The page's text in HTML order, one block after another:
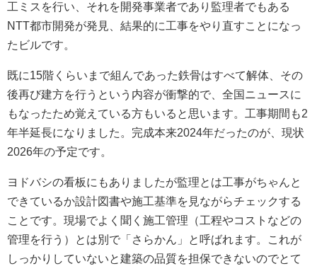
工ミスを行い、それを開発事業者であり監理者でもある
NTT都市開発が発見、結果的に工事をやり直すことになっ
たビルです。
既に15階くらいまで組んであった鉄骨はすべて解体、その
後再び建方を行うという内容が衝撃的で、全国ニュースに
もなったため覚えている方もいると思います。工事期間も2
年半延長になりました。完成本来2024年だったのが、現状
2026年の予定です。
ヨドバシの看板にもありましたが監理とは工事がちゃんと
できているか設計図書や施工基準を見ながらチェックする
ことです。現場でよく聞く施工管理（工程やコストなどの
管理を行う）とは別で「さらかん」と呼ばれます。これが
しっかりしていないと建築の品質を担保できないのでとて